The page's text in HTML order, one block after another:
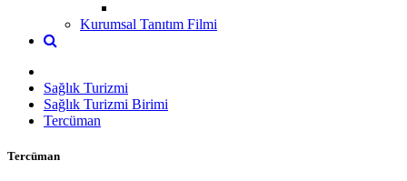
Kurumsal Tanıtım Filmi
Sağlık Turizmi
Sağlık Turizmi Birimi
Tercüman
Tercüman